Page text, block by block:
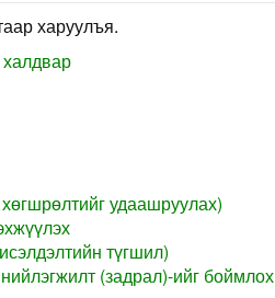
харуулъя.
удаашруулах)
түгшил)
(задрал)-ийг боймлох